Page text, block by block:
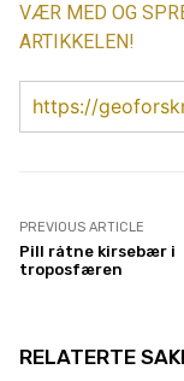
VÆR MED OG
ARTIKKELEN!
https://
PREVIOUS ARTICLE
Pill råtne kirsebær i
troposfæren
RELATERTE